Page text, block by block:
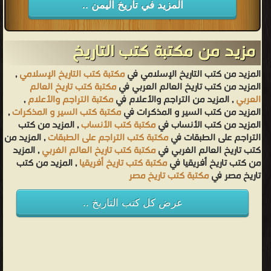
المزيد في تاريخ اليمن ..
مزيد من مكتبة كتب التاريخ
المزيد من كتب التاريخ الإسلامي فيمكتبة كتب التاريخ الإسلامي,
المزيد من كتب تاريخ العالم العربي فيمكتبة كتب تاريخ العالم
العربي, المزيد من التراجم والأعلام فيمكتبة التراجم والأعلام,
المزيد من كتب السير و المذكرات فيمكتبة كتب السير و المذكرات,
المزيد من كتب الأنساب فيمكتبة كتب الأنساب, المزيد من كتب
التراجم على الطبقات فيمكتبة كتب التراجم على الطبقات, المزيد من
كتب تاريخ العالم الغربي فيمكتبة كتب تاريخ العالم الغربي, المزيد
من كتب تاريخ أفريقيا فيمكتبة كتب تاريخ أفريقيا, المزيد من كتب
تاريخ مصر فيمكتبة كتب تاريخ مصر
عرض كل كتب التاريخ ..